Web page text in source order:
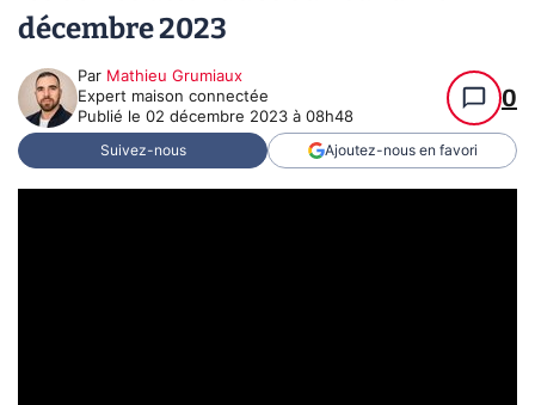
décembre 2023
Par Mathieu Grumiaux
Expert maison connectée
Publié le 02 décembre 2023 à 08h48
0
Suivez-nous Ajoutez-nous en favori